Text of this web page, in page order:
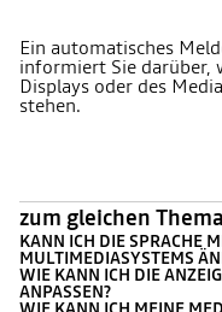
Ein automatisches
informiert Sie darüber,
Displays oder des
stehen.
zum gleichen Thema
KANN ICH DIE SPRACHE
MULTIMEDIASYSTEMS
WIE KANN ICH DIE
ANPASSEN?